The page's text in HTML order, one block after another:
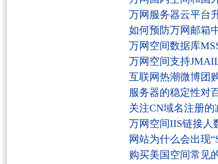
万网服务器云平台
如何预防万网邮箱
万网空间数据库
万网空间支持
互联网热潮微博团
服务器的稳定性对
关注CN域名注册
万网空间IIS链接人
网站为什么会出现
购买美国空间常见